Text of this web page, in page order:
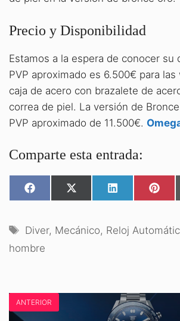
Precio y Disponibilidad
Estamos a la espera de conocer su
PVP aproximado es 6.500€ para
caja de acero con brazalete de
correa de piel. La versión de
PVP aproximado de 11.500€.
Comparte esta entrada:
COMPARTIR
EN
COMPARTIR
EN
COMPARTIR
EN
EN
Etiquetas
Diver, Mecánico, Reloj
hombre
ANTERIOR